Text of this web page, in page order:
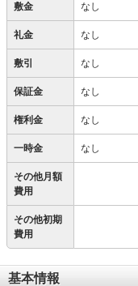
敷金 なし
礼金 なし
敷引 なし
保証金 なし
権利金 なし
一時金 なし
その他月額
費用
その他初期
費用
基本情報